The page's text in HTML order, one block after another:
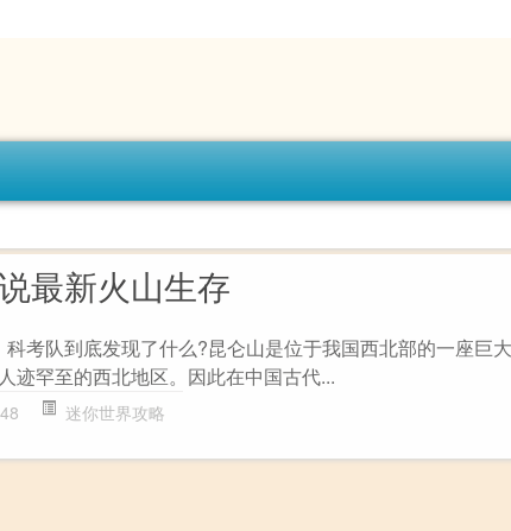
最新火山生存
考队到底发现了什么?昆仑山是位于我国西北部的一座巨大
迹罕至的西北地区。因此在中国古代...
迷你世界攻略